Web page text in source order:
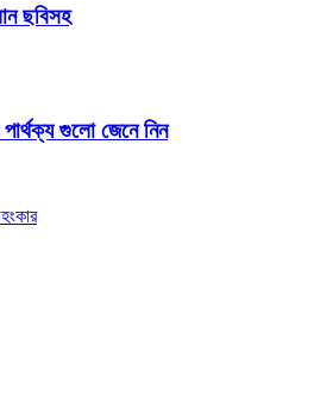
ছবিসহ
গুলো জেনে নিন